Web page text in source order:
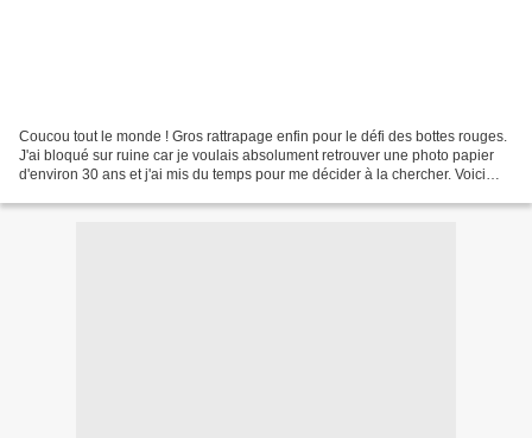
Coucou tout le monde ! Gros rattrapage enfin pour le défi des bottes rouges.
J'ai bloqué sur ruine car je voulais absolument retrouver une photo papier
d'environ 30 ans et j'ai mis du temps pour me décider à la chercher. Voici